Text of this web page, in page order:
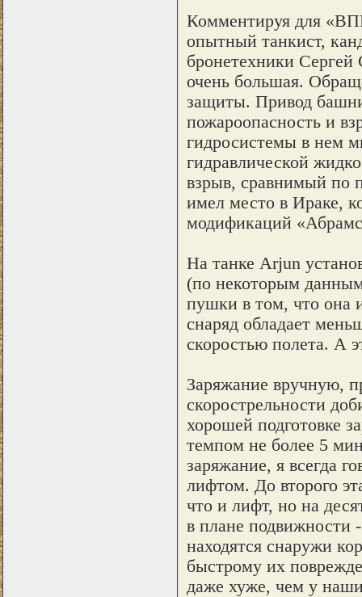
Комментируя для
опытный танкист,
бронетехники
очень большая.
защиты. Привод
пожароопасность и
гидросистемы в нем
гидравлической
взрыв, сравнимый по
имел место в Ираке,
модификаций
На танке Arjun
(по некоторым
пушки в том, что она
снаряд обладает
скоростью полета. А
Заряжание вручную,
скорострельности
хорошей подготовке
темпом не более 5
заряжание, я всегда
лифтом. До второго
что и лифт, но на
в плане подвижности
находятся снаружи
быстрому их
даже хуже, чем у